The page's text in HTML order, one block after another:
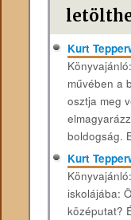
Kurt
művében a
osztja meg
boldogság.
Kurt
iskolájába:
középutat?